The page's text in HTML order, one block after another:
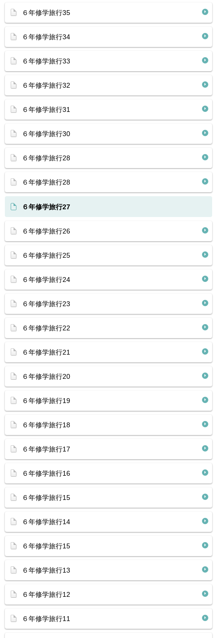
６年修学旅行35
６年修学旅行34
６年修学旅行33
６年修学旅行32
６年修学旅行31
６年修学旅行30
６年修学旅行28
６年修学旅行28
６年修学旅行27
６年修学旅行26
６年修学旅行25
６年修学旅行24
６年修学旅行23
６年修学旅行22
６年修学旅行21
６年修学旅行20
６年修学旅行19
６年修学旅行18
６年修学旅行17
６年修学旅行16
６年修学旅行15
６年修学旅行14
６年修学旅行15
６年修学旅行13
６年修学旅行12
６年修学旅行11